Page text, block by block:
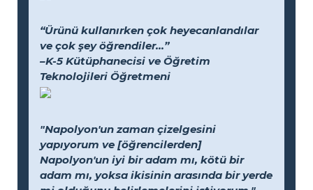
“Ürünü kullanırken çok heyecanlandılar
ve çok şey öğrendiler...”
–K-5 Kütüphanecisi ve Öğretim
Teknolojileri Öğretmeni
"Napolyon'un zaman çizelgesini
yapıyorum ve [öğrencilerden]
Napolyon'un iyi bir adam mı, kötü bir
adam mı, yoksa ikisinin arasında bir yerde